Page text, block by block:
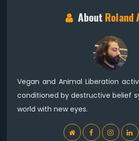
AboutRoland
Vegan and Animal Liberation
conditioned by destructive belief
world with new eyes.
WebSiteFacebookInstagram